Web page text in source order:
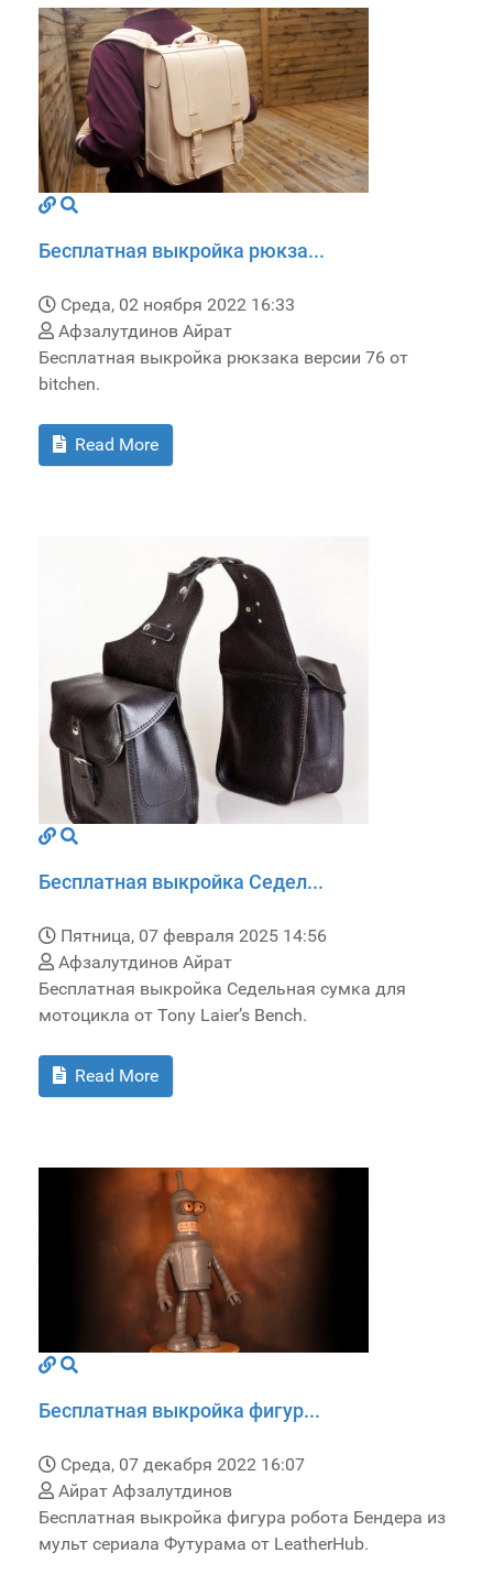
Бесплатная выкройка рюкза...
Среда, 02 ноября 2022 16:33
Афзалутдинов Айрат
Бесплатная выкройка рюкзака версии 76 от
bitchen.
Read More
Бесплатная выкройка Седел...
Пятница, 07 февраля 2025 14:56
Афзалутдинов Айрат
Бесплатная выкройка Седельная сумка для
мотоцикла от Tony Laier’s Bench.
Read More
Бесплатная выкройка фигур...
Среда, 07 декабря 2022 16:07
Айрат Афзалутдинов
Бесплатная выкройка фигура робота Бендера из
мульт сериала Футурама от LeatherHub.